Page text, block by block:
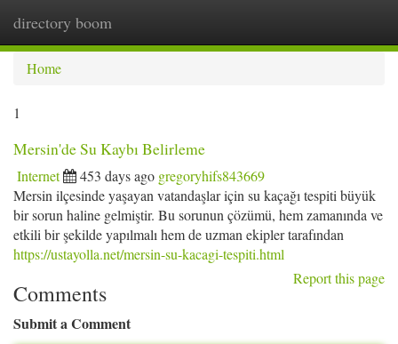
directory boom
Home
1
Mersin'de Su Kaybı Belirleme
Internet 453 days ago gregoryhifs843669
Mersin ilçesinde yaşayan vatandaşlar için su kaçağı tespiti büyük
bir sorun haline gelmiştir. Bu sorunun çözümü, hem zamanında ve
etkili bir şekilde yapılmalı hem de uzman ekipler tarafından
https://ustayolla.net/mersin-su-kacagi-tespiti.html
Report this page
Comments
Submit a Comment